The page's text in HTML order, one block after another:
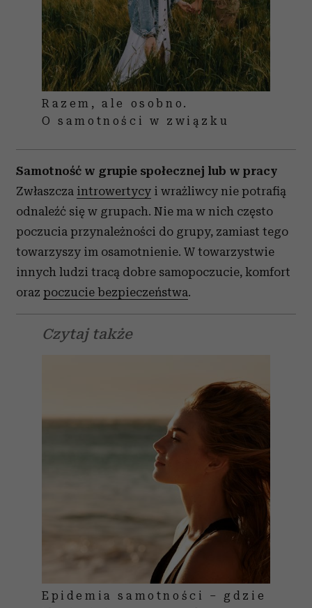
Razem, ale osobno.
O samotności w związku
Samotność w grupie społecznej lub w pracy
Zwłaszcza introwertycy i wrażliwcy nie potrafią
odnaleźć się w grupach. Nie ma w nich często
poczucia przynależności do grupy, zamiast tego
towarzyszy im osamotnienie. W towarzystwie
innych ludzi tracą dobre samopoczucie, komfort
oraz poczucie bezpieczeństwa.
Czytaj także
Epidemia samotności – gdzie